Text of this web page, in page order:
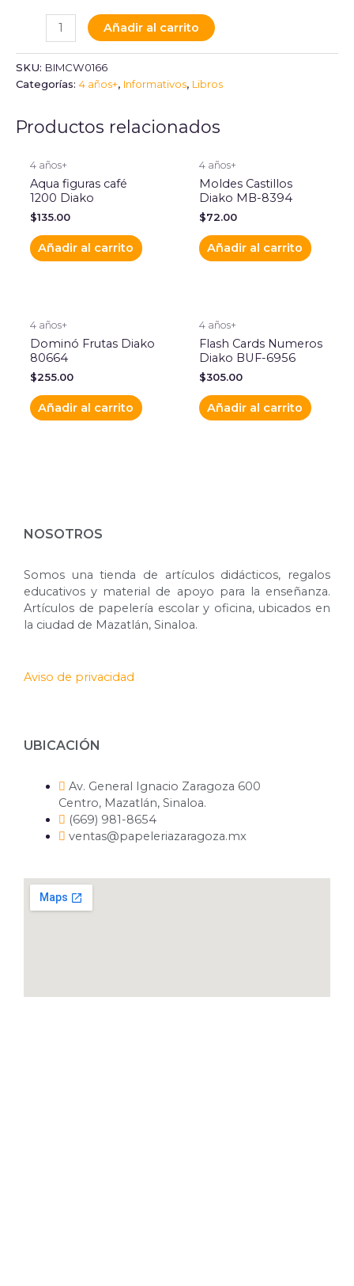
Añadir al carrito
SKU: BIMCW0166
Categorías: 4 años+, Informativos, Libros
Productos relacionados
4 años+
Aqua figuras café
1200 Diako
$135.00
Añadir al carrito
4 años+
Moldes Castillos
Diako MB-8394
$72.00
Añadir al carrito
4 años+
Dominó Frutas Diako
80664
$255.00
Añadir al carrito
4 años+
Flash Cards Numeros
Diako BUF-6956
$305.00
Añadir al carrito
NOSOTROS
Somos una tienda de artículos didácticos, regalos
educativos y material de apoyo para la enseñanza.
Artículos de papelería escolar y oficina, ubicados en
la ciudad de Mazatlán, Sinaloa.
Aviso de privacidad
UBICACIÓN
Av. General Ignacio Zaragoza 600
Centro, Mazatlán, Sinaloa.
(669) 981-8654
ventas@papeleriazaragoza.mx